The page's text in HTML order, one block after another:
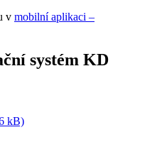
v mobilní aplikaci –
systém KD
kB)